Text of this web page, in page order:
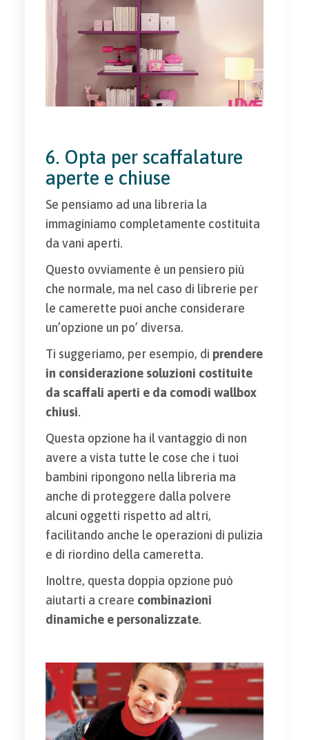
6. Opta per scaffalature
aperte e chiuse
Se pensiamo ad una libreria la
immaginiamo completamente costituita
da vani aperti.
Questo ovviamente è un pensiero più
che normale, ma nel caso di librerie per
le camerette puoi anche considerare
un’opzione un po’ diversa.
Ti suggeriamo, per esempio, di prendere
in considerazione soluzioni costituite
da scaffali aperti e da comodi wallbox
chiusi.
Questa opzione ha il vantaggio di non
avere a vista tutte le cose che i tuoi
bambini ripongono nella libreria ma
anche di proteggere dalla polvere
alcuni oggetti rispetto ad altri,
facilitando anche le operazioni di pulizia
e di riordino della cameretta.
Inoltre, questa doppia opzione può
aiutarti a creare combinazioni
dinamiche e personalizzate.